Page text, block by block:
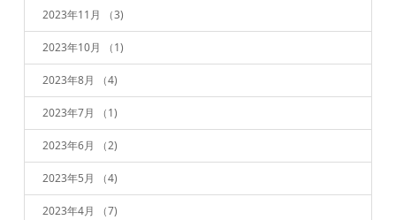
2023年11月 （3)
2023年10月 （1)
2023年8月 （4)
2023年7月 （1)
2023年6月 （2)
2023年5月 （4)
2023年4月 （7)